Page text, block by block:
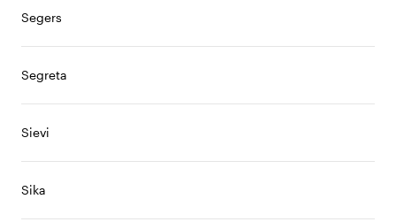
Segers
Segreta
Sievi
Sika